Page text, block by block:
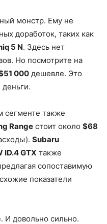
монстр. Ему не
доработок, таких как
5 N. Здесь нет
Но посмотрите на
000 дешевле. Это
деньги.
сегменте также
Range стоит около $68
Subaru
ID.4 GTX также
сопоставимую
показатели
И довольно сильно.